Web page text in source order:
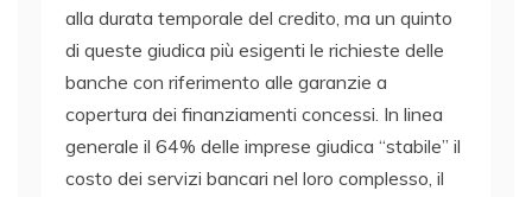
alla durata temporale del credito, ma un quinto
di queste giudica più esigenti le richieste delle
banche con riferimento alle garanzie a
copertura dei finanziamenti concessi. In linea
generale il 64% delle imprese giudica “stabile” il
costo dei servizi bancari nel loro complesso, il